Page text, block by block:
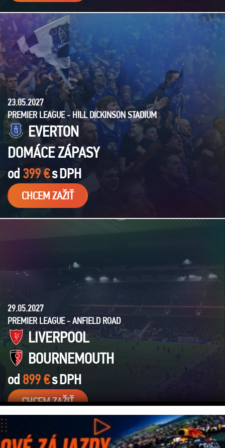
23.05.2027
PREMIER LEAGUE - HILL DICKINSON STADIUM
EVERTON
DOMÁCE ZÁPASY
od 399 €sDPH
CHCEM ZAŽIŤ
29.05.2027
PREMIER LEAGUE - ANFIELD ROAD
LIVERPOOL
BOURNEMOUTH
od 899 €sDPH
CHCEM ZAŽIŤ